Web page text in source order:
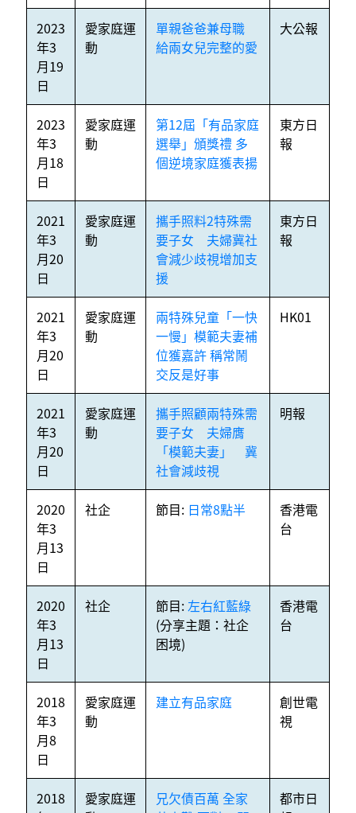
2023
年3
月19
日
愛家庭運
動
單親爸爸兼母職
給兩女兒完整的愛
大公報
2023
年3
月18
日
愛家庭運
動
第12屆「有品家庭
選舉」頒獎禮 多
個逆境家庭獲表揚
東方日
報
2021
年3
月20
日
愛家庭運
動
攜手照料2特殊需
要子女 夫婦冀社
會減少歧視增加支
援
東方日
報
2021
年3
月20
日
愛家庭運
動
兩特殊兒童「一快
一慢」模範夫妻補
位獲嘉許 稱常鬧
交反是好事
HK01
2021
年3
月20
日
愛家庭運
動
攜手照顧兩特殊需
要子女 夫婦膺
「模範夫妻」 冀
社會減歧視
明報
2020
年3
月13
日
社企 節目: 日常8點半
香港電
台
2020
年3
月13
日
社企 節目:左右紅藍綠
(分享主題：社企
困境)
香港電
台
2018
年3
月8
日
愛家庭運
動
建立有品家庭
創世電
視
2018
愛家庭運
兄欠債百萬 全家
都市日